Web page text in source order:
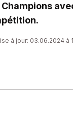
à jour: 03.06.2024 à